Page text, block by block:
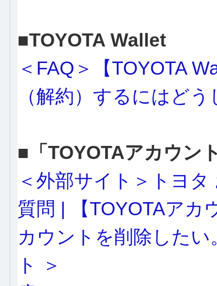
■TOYOTA Wallet
＜FAQ＞【TOYOTA
（解約）するにはど
■「TOYOTAアカウン
＜外部サイト＞トヨ
質問 | 【TOYOTAアカ
カウントを削除した
ト ＞